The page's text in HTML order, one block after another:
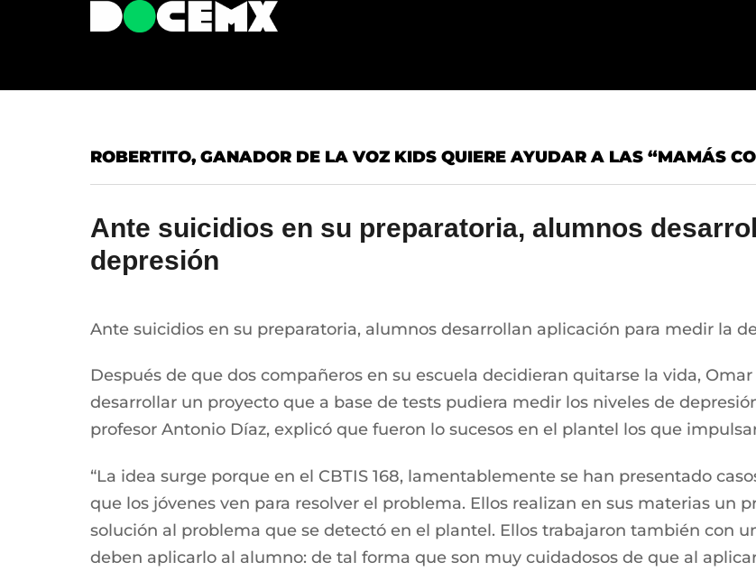
ROBERTITO, GANADOR DE LA VOZ KIDS QUIERE AYUDAR A LAS “MAMÁS
Ante suicidios en su preparatoria, alumnos
depresión
Ante suicidios en su preparatoria, alumnos desarrollan aplicación para medir la
Después de que dos compañeros en su escuela decidieran quitarse la vida,
desarrollar un proyecto que a base de tests pudiera medir los niveles de
profesor Antonio Díaz, explicó que fueron lo sucesos en el plantel los que
“La idea surge porque en el CBTIS 168, lamentablemente se han presentado
que los jóvenes ven para resolver el problema. Ellos realizan en sus materias un
solución al problema que se detectó en el plantel. Ellos trabajaron también con
deben aplicarlo al alumno: de tal forma que son muy cuidadosos de que al